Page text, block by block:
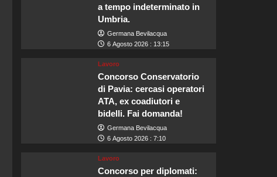
a tempo indeterminato in
Umbria.
Germana Bevilacqua
6 Agosto 2026 : 13:15
Lavoro
Concorso Conservatorio
di Pavia: cercasi operatori
ATA, ex coadiutori e
bidelli. Fai domanda!
Germana Bevilacqua
6 Agosto 2026 : 7:10
Lavoro
Concorso per diplomati: